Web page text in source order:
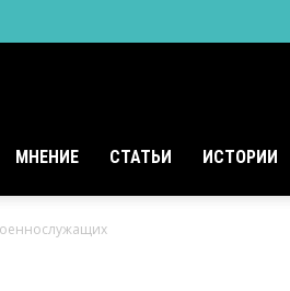
МНЕНИЕ СТАТЬИ ИСТОРИИ